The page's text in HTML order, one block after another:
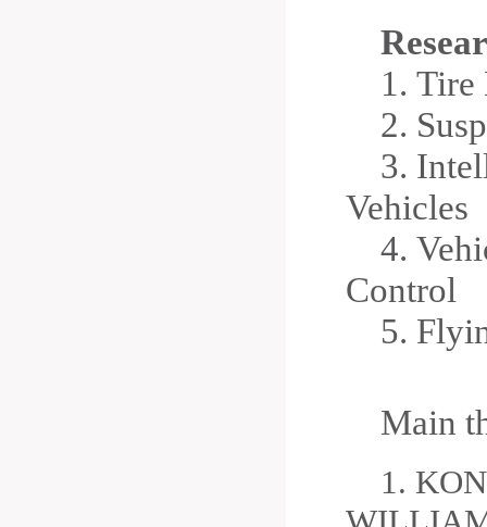
R
1. Tire
2.
3.
Vehicles
4.
Control
5.
Main
1.